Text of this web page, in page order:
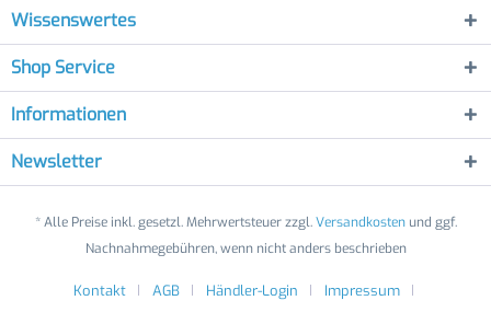
Wissenswertes
Shop Service
Informationen
Newsletter
* Alle Preise inkl. gesetzl. Mehrwertsteuer zzgl.Versandkostenund ggf.
Nachnahmegebühren, wenn nicht anders beschrieben
Kontakt AGB Händler-Login
Impressum